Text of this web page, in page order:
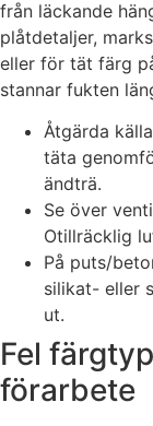
från läckande
plåtdetaljer,
eller för tät färg
stannar fukten
Åtgärda
täta
ändträ.
Se över
Otillräcklig
På puts/
silikat- eller
ut.
Fel
förarbete